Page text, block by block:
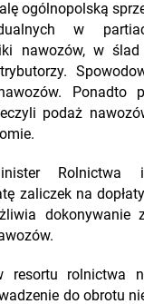
ogólnopolską
w
nawozów, w
Ponadto
podaż
zaliczek na
dokonywanie
resortu rolnictwa
do obrotu